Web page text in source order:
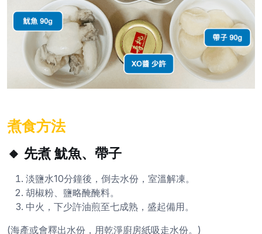
煮食方法
🔸 先煮 魷魚、帶子
淡鹽水10分鐘後，倒去水份，室溫解凍。
胡椒粉、鹽略醃醃料。
中火，下少許油煎至七成熟，盛起備用。
(海產或會釋出水份，用乾淨廚房紙吸走水份。)